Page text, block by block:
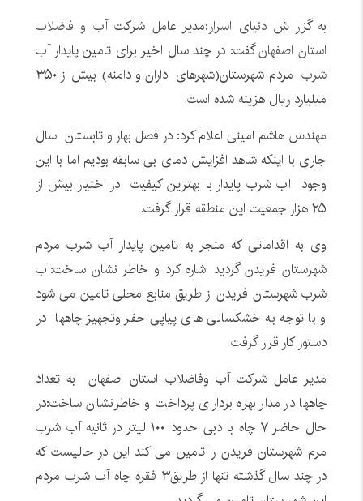
به گزار ش دنیای اسرار:مدیر عامل شرکتآب و فاضلاب
استان اصفهانگفت: در چند سال اخیر برای تامین پایدارآب
شرب
مردم شهرستان(شهرهای داران و دامنه) بیش از ۳۵۰
میلیارد ریال هزینه شده است.
مهندس هاشم امینی اعلام کرد: در فصل بهار و تابستان سال
جاری با اینکه شاهد افزایش دمای بی سابقه بودیم اما با این
وجود آب شرب پایدار با بهترین کیفیت در اختیار بیش از
۲۵ هزار جمعیت این منطقه قرار گرفت.
وی به اقداماتی که منجر به تامین پایدار آب شرب مردم
شهرستان فریدن گردید اشاره کرد و خاطر نشان ساخت:آب
شرب شهرستان فریدن از طریق منابع محلی تامین می شود
و با توجه به خشکسالی های پیاپی حفر وتجهیز چاهها در
دستور کار قرار گرفت
مدیر عامل شرکت آب وفاضلاب استان اصفهان به تعداد
چاهها در مدار بهره برداری پرداخت و خاطرنشان ساخت:در
حال حاضر ۷ چاه با دبی حدود ۱۰۰ لیتر در ثانیه آب شرب
مرم شهرستان فریدن را تامین می کند این در حالیست که
در چند سال گذشته تنها از طریق۳ فقره چاه آب شرب مردم